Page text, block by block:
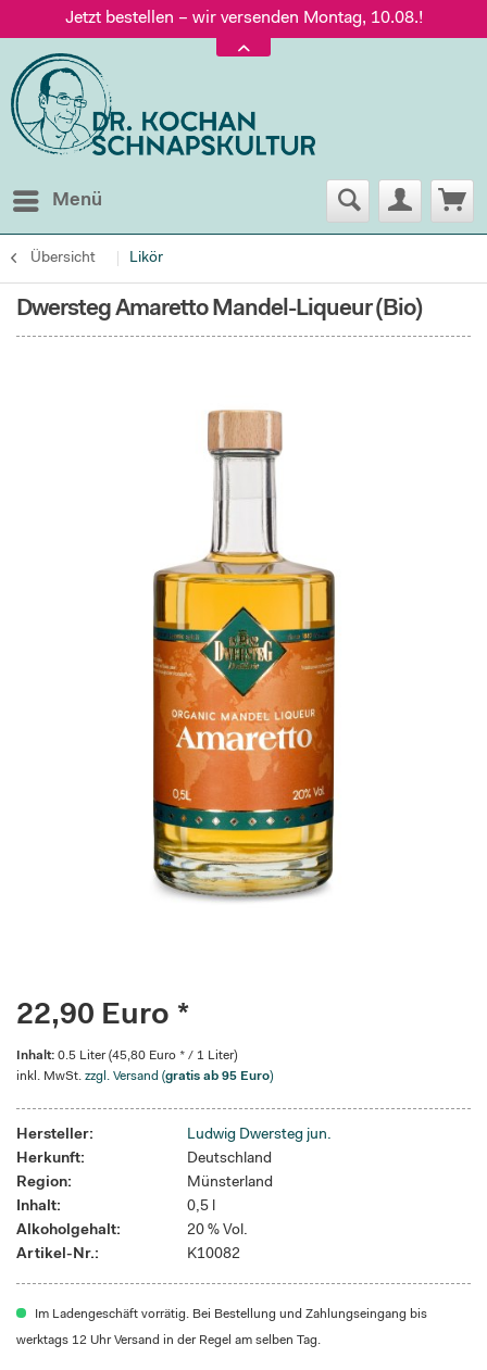
Jetzt bestellen – wir versenden Montag, 10.08.!
Versand nur 5,60 €, gratis ab 95 € Warenwert
Jetzt bestellen – wir versenden Montag, 10.08.!
Menü
Übersicht Likör
Dwersteg Amaretto Mandel-Liqueur (Bio)
22,90 Euro *
Inhalt: 0.5 Liter (45,80 Euro * / 1 Liter)
inkl. MwSt. zzgl. Versand (gratis ab 95 Euro)
Hersteller:
Ludwig Dwersteg jun.
Herkunft:
Deutschland
Region:
Münsterland
Inhalt:
0,5 l
Alkoholgehalt:
20 % Vol.
Artikel-Nr.:
K10082
Im Ladengeschäft vorrätig. Bei Bestellung und Zahlungseingang bis
werktags 12 Uhr Versand in der Regel am selben Tag.